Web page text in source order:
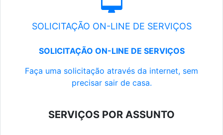
SOLICITAÇÃO ON-LINE DE SERVIÇOS
SOLICITAÇÃO ON-LINE DE SERVIÇOS
Faça uma solicitação através da internet, sem
precisar sair de casa.
SERVIÇOS POR ASSUNTO